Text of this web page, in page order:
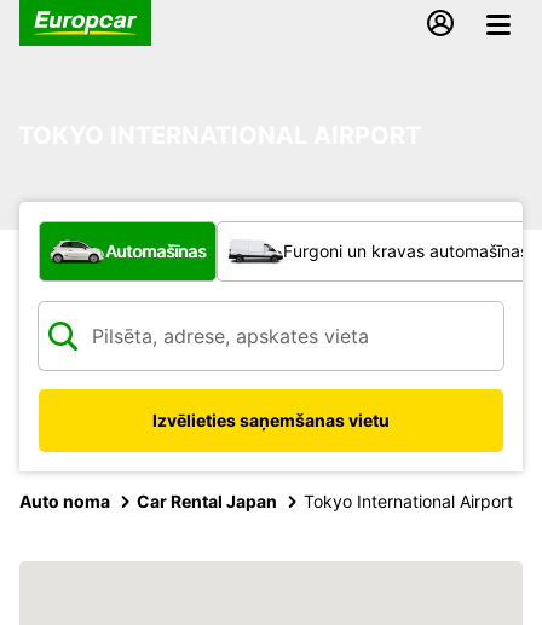
Kāda veida transportlīdzeklis?
Automašīnas Furgoni un kravas automašīnas
Izvēlieties saņemšanas vietu
Auto noma Car Rental Japan Tokyo International Airport